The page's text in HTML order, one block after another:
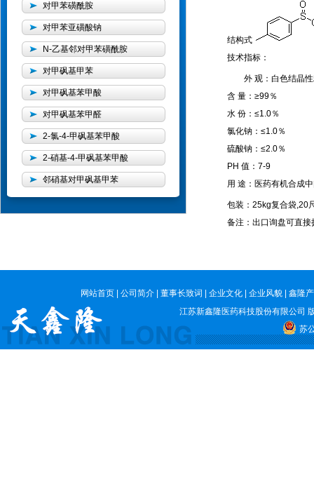
对甲苯磺酰胺
对甲苯亚磺酸钠
N-乙基邻对甲苯磺酰胺
对甲砜基甲苯
对甲砜基苯甲酸
对甲砜基苯甲醛
2-氯-4-甲砜基苯甲酸
2-硝基-4-甲砜基苯甲酸
邻硝基对甲砜基甲苯
结构式
技术指标：
外 观：白色结晶
含 量：≥99％
水 份：≤1.0％
氯化钠：≤1.0％
硫酸钠：≤2.0％
PH 值：7-9
用 途：医药有机合成
包装：25kg复合袋,20
备注：出口询盘可直
网站首页 公司简介 董事长致词 企业文化 企业风貌
鑫隆
江苏新鑫隆医药科技股份有限公司
苏